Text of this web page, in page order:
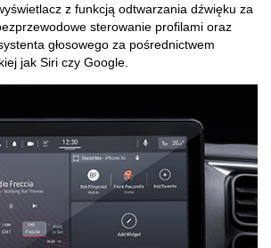
z funkcją odtwarzania dźwięku za
sterowanie profilami oraz
głosowego za pośrednictwem
jak Siri czy Google.